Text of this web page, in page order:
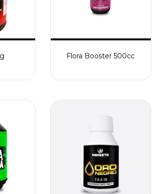
Flora Booster 500cc